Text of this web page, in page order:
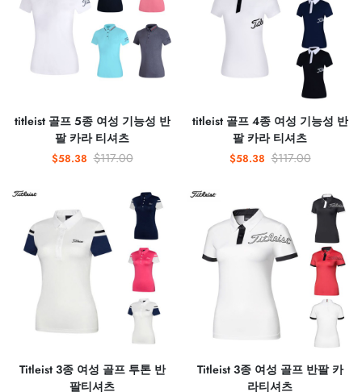
titleist 골프 5종 여성 기능성 반
팔 카라 티셔츠
$58.38 $117.00
titleist 골프 4종 여성 기능성 반
팔 카라 티셔츠
$58.38 $117.00
Titleist 3종 여성 골프 투톤 반
팔티셔츠
Titleist 3종 여성 골프 반팔 카
라티셔츠